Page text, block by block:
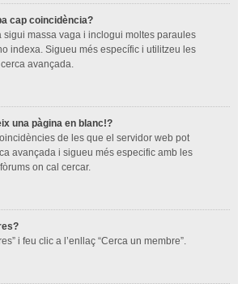
cap coincidència?
sigui massa vaga i inclogui moltes paraules
indexa. Sigueu més específic i utilitzeu les
avançada.
una pàgina en blanc!?
de les que el servidor web pot
avançada i sigueu més especific amb les
on cal cercar.
i feu clic a l’enllaç “Cerca un membre”.